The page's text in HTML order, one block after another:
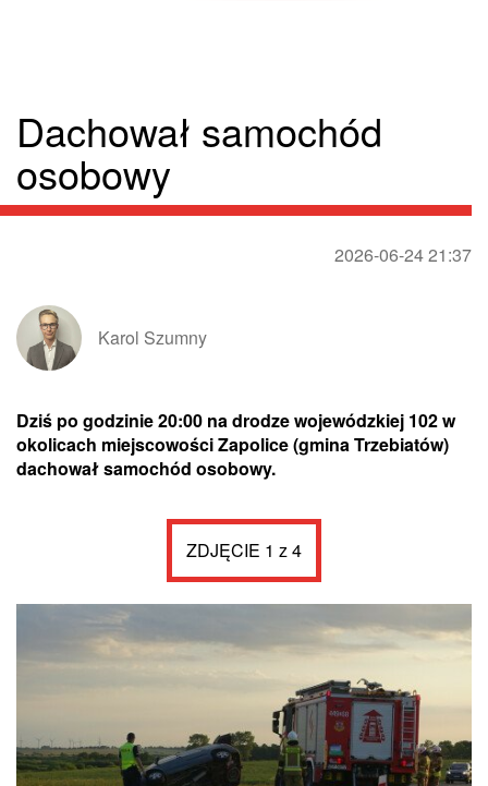
Dachował samochód
osobowy
2026-06-24 21:37
Karol Szumny
Dziś po godzinie 20:00 na drodze wojewódzkiej 102 w
okolicach miejscowości Zapolice (gmina Trzebiatów)
dachował samochód osobowy.
ZDJĘCIE 1 z 4